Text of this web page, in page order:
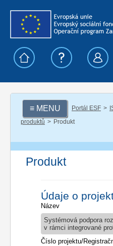
≡ MENU Portál ESF
produktů
Produkt
Produkt
Údaje o
Název
Systémová podpora
v rámci integrované
Číslo projektu/